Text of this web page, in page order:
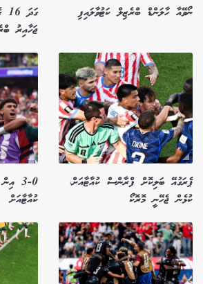
ނޯވޭއާ ހާލަންޑް ބްރެޒިލް ކަޓުވާލައިފި
ޖަހާއިރު
ޕެރަގުއޭ ބަލިކޮށް ފްރާންސް ކުއާޓާއަށް،
ކުޅެން ޖެހޭނީ މޮރޮކޯ
3-
ކުއާޓާއަށް